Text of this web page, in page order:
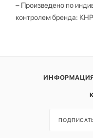
– Произведено по
контролем бренда: